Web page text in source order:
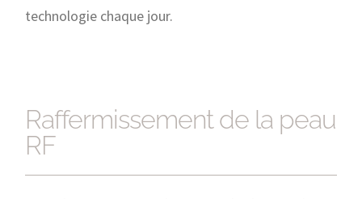
technologie chaque jour.
Raffermissement de la peau
RF